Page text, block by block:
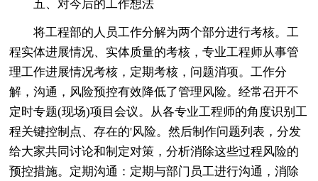
五、对今后的工作想法
将工程部的人员工作分解为两个部分进行考核。工
程实体进展情况、实体质量的考核，专业工程师从事管
理工作进展情况考核，定期考核，问题消项。工作分
解，沟通，风险预控有效降低了管理风险。经常召开不
定时专题(现场)项目会议。从各专业工程师的角度识别工
程关键控制点、存在的'风险。然后制作问题列表，分发
给大家共同讨论和制定对策，分析消除这些过程风险的
预控措施。定期沟通：定期与部门员工进行沟通，消除